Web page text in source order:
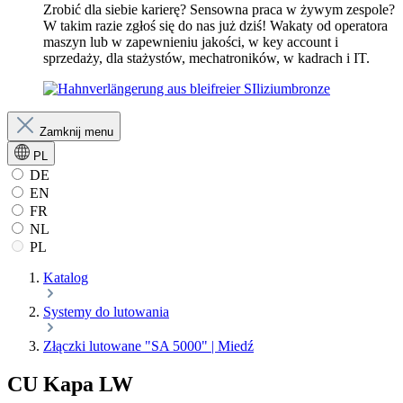
Zrobić dla siebie karierę? Sensowna praca w żywym zespole?
W takim razie zgłoś się do nas już dziś! Wakaty od operatora
maszyn lub w zapewnieniu jakości, w key account i
sprzedaży, dla stażystów, mechatroników, w kadrach i IT.
Zamknij menu
PL
DE
EN
FR
NL
PL
Katalog
Systemy do lutowania
Złączki lutowane "SA 5000" | Miedź
CU Kapa LW